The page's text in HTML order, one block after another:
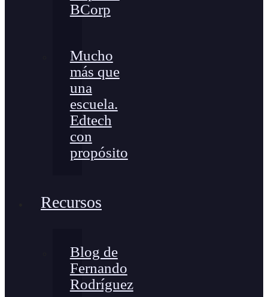
BCorp
Mucho
más que
una
escuela.
Edtech
con
propósito
Recursos
Blog de
Fernando
Rodríguez